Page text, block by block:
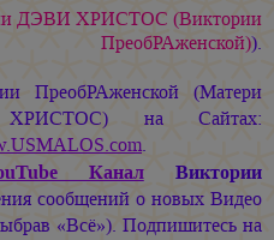
ДЭВИ ХРИСТОС (Виктории
ПреобРАженской)).
ПреобРАженской (Матери
) на Сайтах:
.
КаналВиктории
сообщений о новых Видео
«Всё»). Подпишитесь на